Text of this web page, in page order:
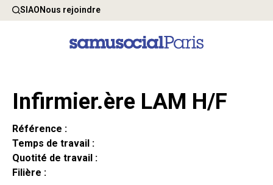
SIAONous rejoindre
Infirmier.ère LAM H/F
Référence :
Temps de travail :
Quotité de travail :
Filière :